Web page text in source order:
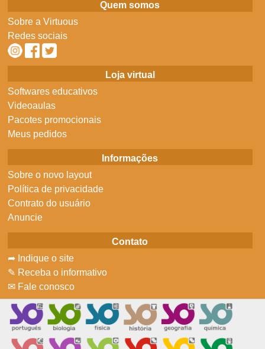
Quem somos
Sobre a Virtuous
Redes sociais
Loja virtual
Softwares educativos
Videoaulas
Pacotes promocionais
Meus pedidos
Informações
Sobre o novo layout
Política de privacidade
Contrato do usuário
Anuncie
Contato
➦ Indique o site
✎ Receba o informativo
✉ Fale conosco